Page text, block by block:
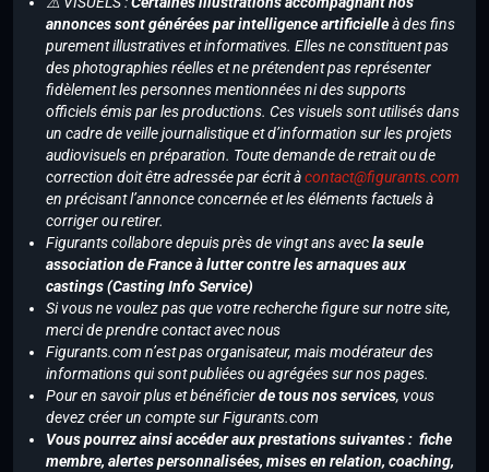
annonces sont générées par intelligence artificielleà des fins
purement illustratives et informatives. Elles ne constituent pas
des photographies réelles et ne prétendent pas représenter
fidèlement les personnes mentionnées ni des supports
officiels émis par les productions. Ces visuels sont utilisés dans
un cadre de veille journalistique et d’information sur les projets
audiovisuels en préparation. Toute demande de retrait ou de
correction doit être adressée par écrit àcontact@figurants.com
en précisant l’annonce concernée et les éléments factuels à
corriger ou retirer.
Figurants collabore depuis près de vingt ans avecla seule
association de France à lutter contre les arnaques aux
castings (Casting Info Service)
Si vous ne voulez pas que votre recherche figure sur notre site,
merci de prendre contact avec nous
Figurants.com n’est pas organisateur, mais modérateur des
informations qui sont publiées ou agrégées sur nos pages.
Pour en savoir plus et bénéficierde tous nos services, vous
devez créer un compte sur Figurants.com
Vous pourrez ainsi accéder aux prestations suivantes : fiche
membre, alertes personnalisées, mises en relation, coaching,